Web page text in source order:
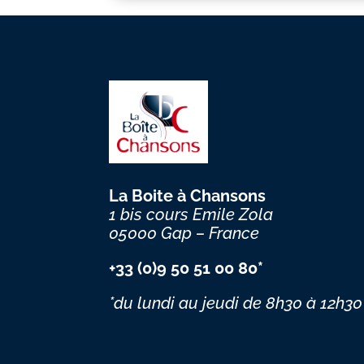
La Boite à Chansons
1 bis cours Emile Zola
05000 Gap – France
+33 (0)9 50 51 00 80*
*du lundi au jeudide 8h30 à 12h30